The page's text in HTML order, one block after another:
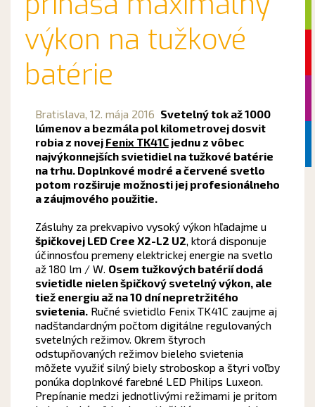
výkon na tužkové
batérie
Bratislava, 12. mája 2016 Svetelný tok až 1000
lúmenov a bezmála pol kilometrovej dosvit
robia z novej Fenix ​​TK41Cjednu z vôbec
najvýkonnejších svietidiel na tužkové batérie
na trhu. Doplnkové modré a červené svetlo
potom rozširuje možnosti jej profesionálneho
a záujmového použitie.
Zásluhy za prekvapivo vysoký výkon hľadajme u
špičkovej LED Cree X2-L2 U2 , ktorá disponuje
účinnosťou premeny elektrickej energie na svetlo
až 180 lm / W. Osem tužkových batérií dodá
svietidle nielen špičkový svetelný výkon, ale
tiež energiu až na 10 dní nepretržitého
svietenia. Ručné svietidlo Fenix ​​TK41C zaujme aj
nadštandardným počtom digitálne regulovaných
svetelných režimov. Okrem štyroch
odstupňovaných režimov bieleho svietenia
môžete využiť silný biely stroboskop a štyri voľby
ponúka doplnkové farebné LED Philips Luxeon.
Prepínanie medzi jednotlivými režimami je pritom